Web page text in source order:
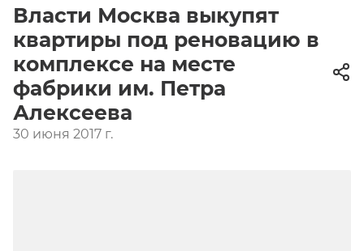
Власти Москва выкупят
квартиры под реновацию в
комплексе на месте
фабрики им. Петра
Алексеева
30 июня 2017 г.